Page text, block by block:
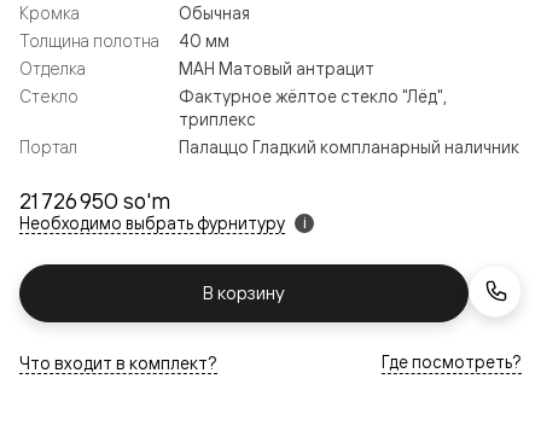
21 726 950 so'm
Необходимо выбрать фурнитуру i
В корзину
Кромка
Обычная
Толщина полотна
40 мм
Отделка
МАН Матовый антрацит
Стекло
Фактурное жёлтое стекло "Лёд",
триплекс
Портал
Палаццо Гладкий компланарный наличник
Что входит в комплект? Где посмотреть?